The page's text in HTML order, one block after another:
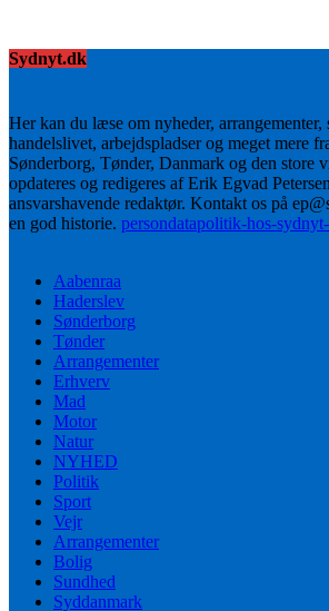
Sydnyt.dk
Her kan du læse om nyheder, arrangementer,
handelslivet, arbejdspladser og meget mere
Sønderborg, Tønder, Danmark og den store
opdateres og redigeres af Erik Egvad
ansvarshavende redaktør. Kontakt os på
en god historie. persondatapolitik-hos-
Aabenraa
Haderslev
Sønderborg
Tønder
Arrangementer
Erhverv
Mad
Motor
Natur
NYHED
Politik
Sport
Vejr
Arrangementer
Bolig
Sundhed
Syddanmark